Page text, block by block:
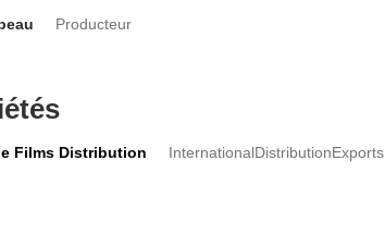
Producteur
Films Distribution InternationalDistributionExports